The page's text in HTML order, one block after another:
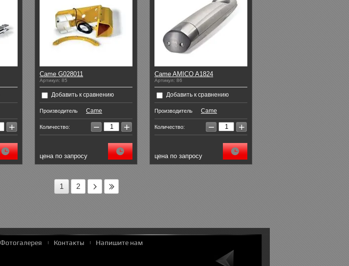
+
Came G028011
Артикул: 85
Добавить к сравнению
Производитель Came
Количество: − +
цена по запросу
Came AMICO A1824
Артикул: 86
Добавить к сравнению
Производитель Came
Количество: − +
цена по запросу
1 2
Фотогалерея Контакты Напишите нам